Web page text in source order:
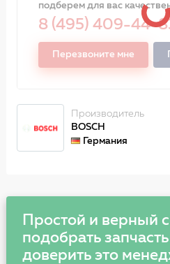
подберем для вас
8 (495) 409-44-
Перезвоните мне
Производитель
BOSCH
Германия
Простой и верный
подобрать
доверить это